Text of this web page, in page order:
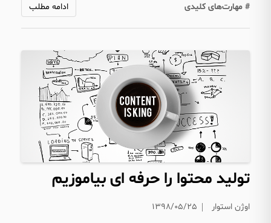
# مهارت‌های کلیدی ادامه مطلب
تولید محتوا را حرفه ای بیاموزیم
اوژن استوار ۱۳۹۸/۰۵/۲۵